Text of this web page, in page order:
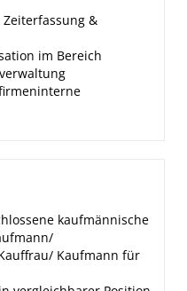
&
im Bereich
kaufmännische
Kaufmann für